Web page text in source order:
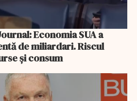
Economia SUA a
de miliardari. Riscul
și consum